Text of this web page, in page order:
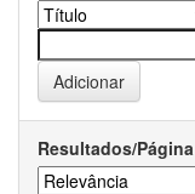
Resultados/Página